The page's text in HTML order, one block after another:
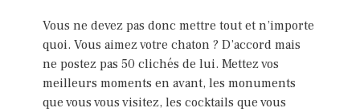
Vous ne devez pas donc mettre tout et n’importe
quoi. Vous aimez votre chaton ? D’accord mais
ne postez pas 50 clichés de lui. Mettez vos
meilleurs moments en avant, les monuments
que vous vous visitez, les cocktails que vous